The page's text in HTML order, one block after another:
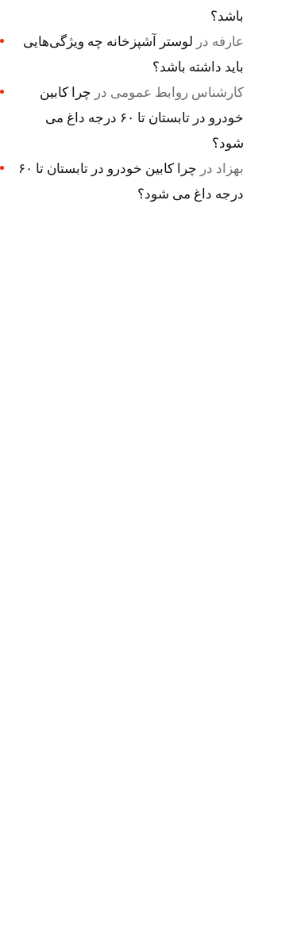
باشد؟
عارفه در لوستر آشپزخانه چه ویژگی‌هایی
باید داشته باشد؟
کارشناس روابط عمومی در چرا کابین
خودرو در تابستان تا ۶۰ درجه داغ می
شود؟
بهزاد در
چرا کابین خودرو در تابستان تا ۶۰
درجه داغ می شود؟